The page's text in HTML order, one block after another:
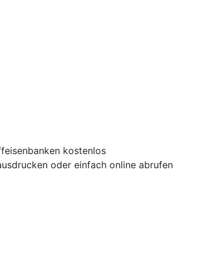
kostenlos
oder einfach online abrufen